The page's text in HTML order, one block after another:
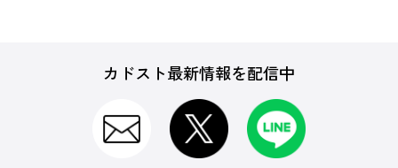
カドスト最新情報を配信中